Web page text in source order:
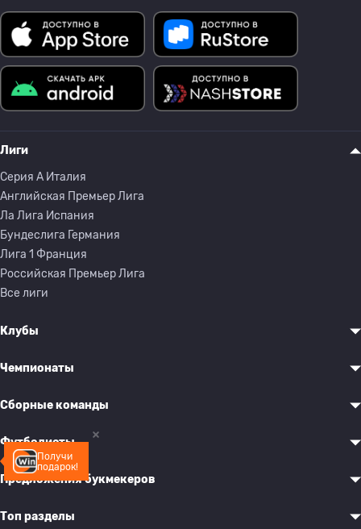
Получи
подарок!
Лиги
Серия A Италия
Английская Премьер Лига
Ла Лига Испания
Бундеслига Германия
Лига 1 Франция
Российская Премьер Лига
Все лиги
Клубы
Чемпионаты
Сборные команды
Футболисты
Предложения букмекеров
Топ разделы